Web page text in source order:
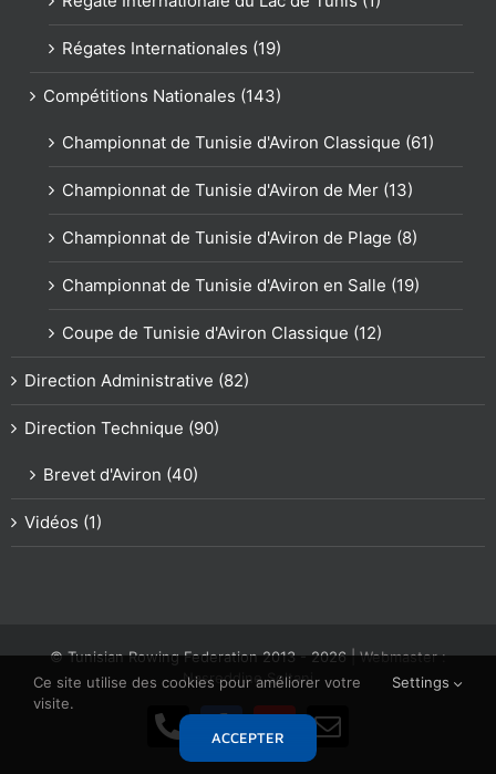
Régates Internationales (19)
Compétitions Nationales (143)
Championnat de Tunisie d'Aviron Classique (61)
Championnat de Tunisie d'Aviron de Mer (13)
Championnat de Tunisie d'Aviron de Plage (8)
Championnat de Tunisie d'Aviron en Salle (19)
Coupe de Tunisie d'Aviron Classique (12)
Direction Administrative (82)
Direction Technique (90)
Brevet d'Aviron (40)
Vidéos (1)
© Tunisian Rowing Federation 2013 -2026| Webmaster :
Nasreddine Soltani
Téléphone
Facebook
YouTube
Email
Ce site utilise des cookies pour améliorer votre
visite.
Settings
ACCEPTER